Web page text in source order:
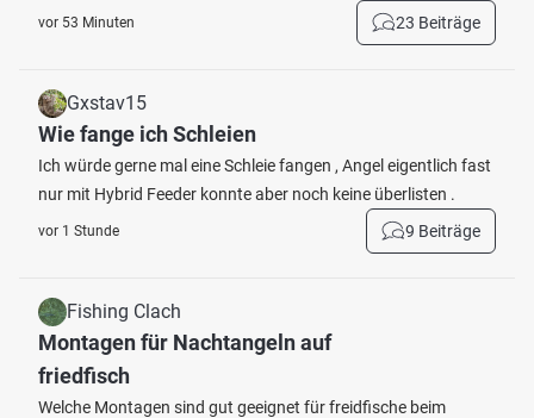
vor 53 Minuten 23 Beiträge
Gxstav15
Wie fange ich Schleien
Ich würde gerne mal eine Schleie fangen , Angel eigentlich fast
nur mit Hybrid Feeder konnte aber noch keine überlisten .
vor 1 Stunde 9 Beiträge
Fishing Clach
Montagen für Nachtangeln auf
friedfisch
Welche Montagen sind gut geeignet für freidfische beim